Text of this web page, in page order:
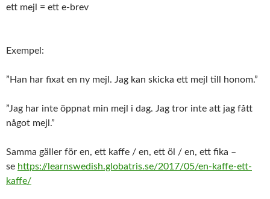
ett mejl = ett e-brev
Exempel:
”Han har fixat en ny mejl. Jag kan skicka ett mejl till honom.”
”Jag har inte öppnat min mejl i dag. Jag tror inte att jag fått
något mejl.”
Samma gäller för en, ett kaffe / en, ett öl / en, ett fika –
se https://learnswedish.globatris.se/2017/05/en-kaffe-ett-
kaffe/